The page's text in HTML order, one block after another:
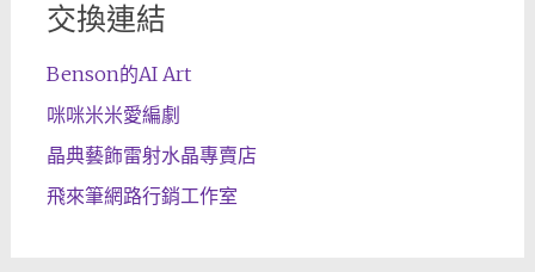
交換連結
Benson的AI Art
咪咪米米愛編劇
晶典藝飾雷射水晶專賣店
飛來筆網路行銷工作室